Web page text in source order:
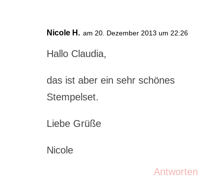
Nicole H. am 20. Dezember 2013 um 22:26
Hallo Claudia,
das ist aber ein sehr schönes
Stempelset.
Liebe Grüße
Nicole
Antworten